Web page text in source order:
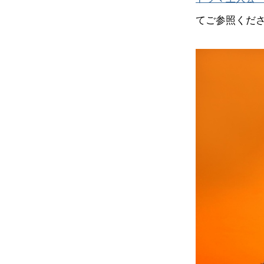
てご参照くだ